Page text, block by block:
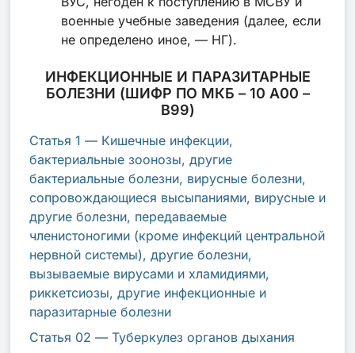
военные учебные заведения (далее, если
не определено иное, — НГ).
ИНФЕКЦИОННЫЕ И ПАРАЗИТАРНЫЕ
БОЛЕЗНИ (ШИФР ПО МКБ – 10 A00 –
B99)
Статья 1 — Кишечные инфекции,
бактериальные зоонозы, другие
бактериальные болезни, вирусные болезни,
сопровождающиеся высыпаниями, вирусные и
другие болезни, передаваемые
членистоногими (кроме инфекций центральной
нервной системы), другие болезни,
вызываемые вирусами и хламидиями,
риккетсиозы, другие инфекционные и
паразитарные болезни
Статья 02 — Туберкулез органов дыхания